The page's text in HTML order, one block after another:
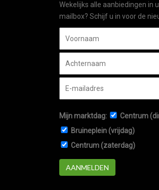
Wekelijks alle aanbiedingen in
mailbox? Schijf u in voor de
Mijn marktdag:
Centrum
Bruineplein (vrijdag)
Centrum (zaterdag)
AANMELDEN